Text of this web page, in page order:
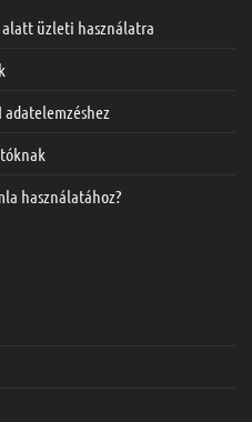
alatt üzleti használatra
használatához?